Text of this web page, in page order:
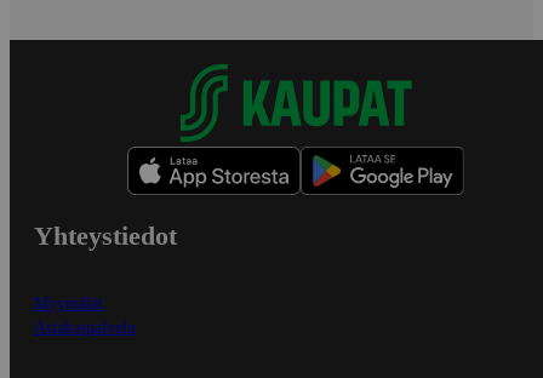
Yhteystiedot
Myymälät
Asiakaspalvelu